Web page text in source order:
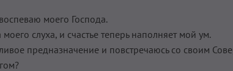
моего Господа.
слуха, и счастье теперь наполняет мой ум.
предназначение и повстречаюсь со своим